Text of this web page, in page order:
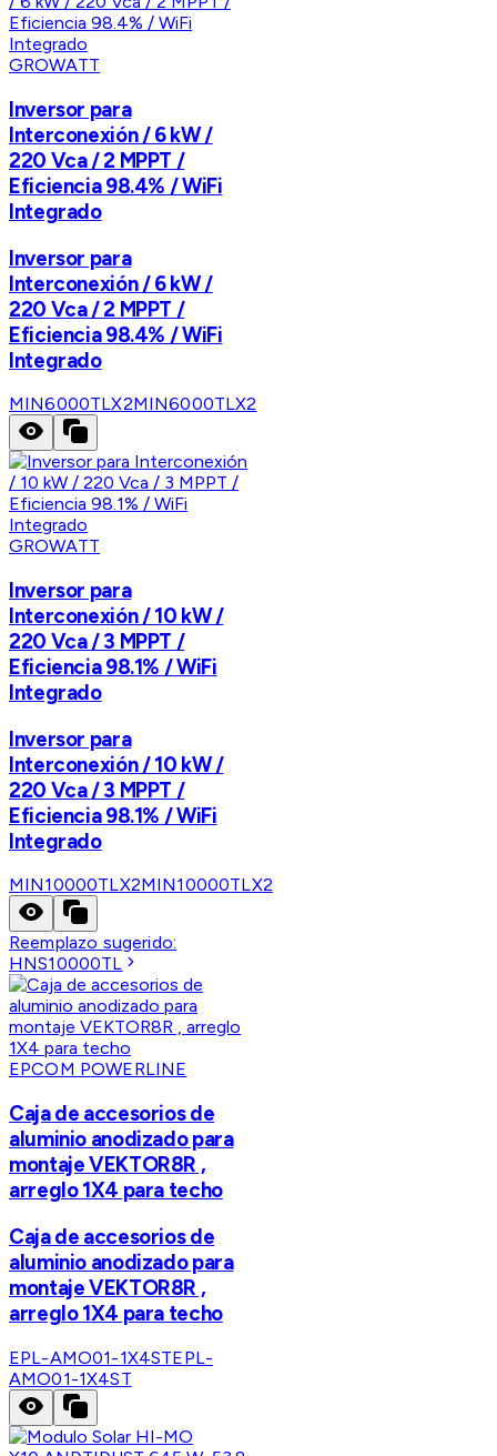
GROWATT
Inversor para
Interconexión / 6 kW /
220 Vca / 2 MPPT /
Eficiencia 98.4% / WiFi
Integrado
Inversor para
Interconexión / 6 kW /
220 Vca / 2 MPPT /
Eficiencia 98.4% / WiFi
Integrado
MIN6000TLX2MIN6000TLX2
GROWATT
Inversor para
Interconexión / 10 kW /
220 Vca / 3 MPPT /
Eficiencia 98.1% / WiFi
Integrado
Inversor para
Interconexión / 10 kW /
220 Vca / 3 MPPT /
Eficiencia 98.1% / WiFi
Integrado
MIN10000TLX2MIN10000TLX2
Reemplazo sugerido:
HNS10000TL
EPCOM POWERLINE
Caja de accesorios de
aluminio anodizado para
montaje VEKTOR8R ,
arreglo 1X4 para techo
Caja de accesorios de
aluminio anodizado para
montaje VEKTOR8R ,
arreglo 1X4 para techo
EPL-AMO01-1X4STEPL-
AMO01-1X4ST